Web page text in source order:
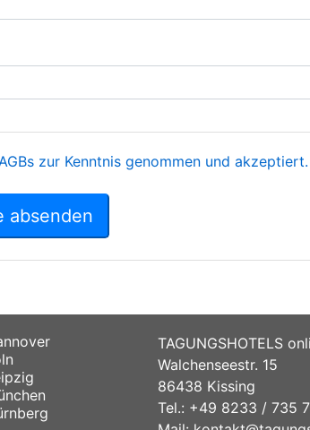
zur Kenntnis genommen und akzeptiert.
absenden
TAGUNGSHOTELS
Walchenseestr. 15
86438 Kissing
Tel.: +49 8233 / 735